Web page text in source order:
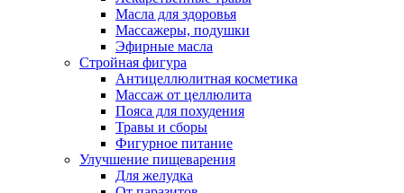
Масла для здоровья
Массажеры, подушки
Эфирные масла
Стройная фигура
Антицеллюлитная косметика
Массаж от целлюлита
Пояса для похудения
Травы и сборы
Фигурное питание
Улучшение пищеварения
Для желудка